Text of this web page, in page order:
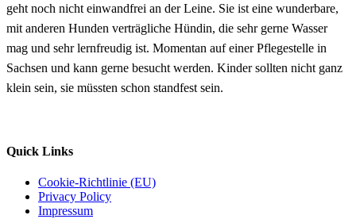
geht noch nicht einwandfrei an der Leine. Sie ist eine wunderbare,
mit anderen Hunden verträgliche Hündin, die sehr gerne Wasser
mag und sehr lernfreudig ist. Momentan auf einer Pflegestelle in
Sachsen und kann gerne besucht werden. Kinder sollten nicht ganz
klein sein, sie müssten schon standfest sein.
Quick Links
Cookie-Richtlinie (EU)
Privacy Policy
Impressum